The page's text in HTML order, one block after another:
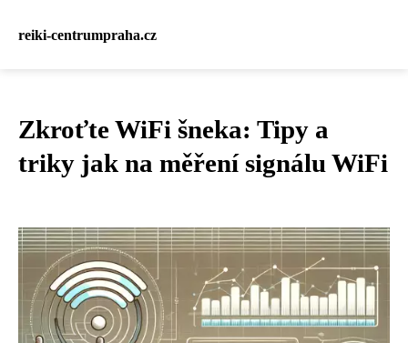
reiki-centrumpraha.cz
Zkroťte WiFi šneka: Tipy a
triky jak na měření signálu WiFi